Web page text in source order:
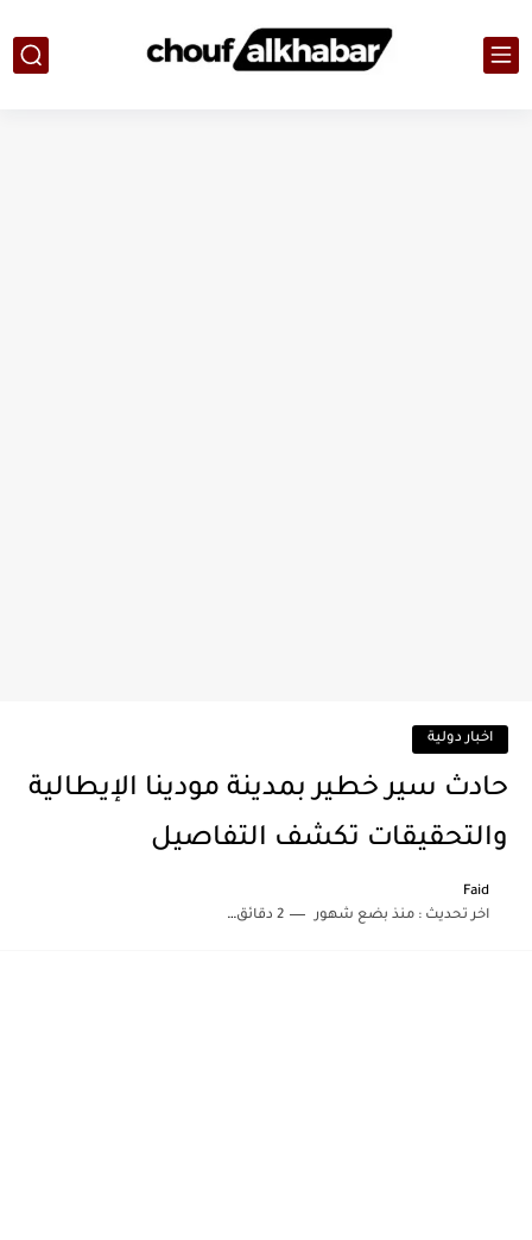
اخبار دولية
حادث سير خطير بمدينة مودينا الإيطالية
والتحقيقات تكشف التفاصيل
Faid
اخر تحديث :منذ بضع شهور 2 دقائق للقراءة